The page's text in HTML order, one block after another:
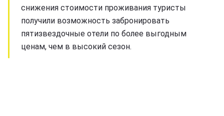
снижения стоимости проживания туристы
получили возможность забронировать
пятизвездочные отели по более выгодным
ценам, чем в высокий сезон.